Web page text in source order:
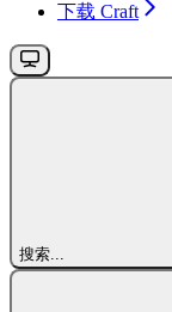
下载 Craft
搜索...